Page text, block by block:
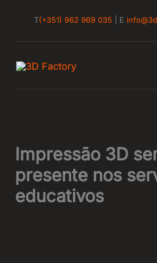
T(+351) 962 969 035 | E
Impressão 3D
presente nos
educativos